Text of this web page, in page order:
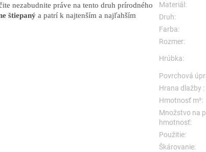
nezabudnite práve na tento druh prírodného
štiepaný a patrí k najtenším a najľahším
Materiál:
Druh:
Farba:
Rozmer:
Hrúbka:
Povrchová
Hrana dlažby :
Hmotnosť m²:
Množstvo na
hmotnosť:
Použitie:
Škárovanie: